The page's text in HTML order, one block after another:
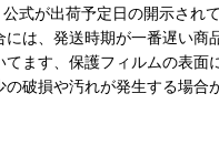
式が出荷予定日の開示され
は、発送時期が一番遅い商
てます、保護フィルムの表面
破損や汚れが発生する場合